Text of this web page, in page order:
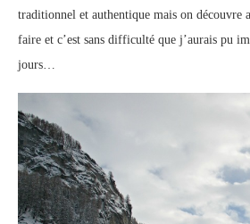
traditionnel et authentique mais on découvre
faire et c’est sans difficulté que j’aurais pu
jours…